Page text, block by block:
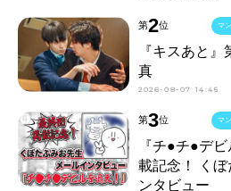
第2位
『キスあと
真
2026-08-07 14:45
マ
第3位
『チ●チ●デ
載記念！ くぼ
ンタビュー
マ